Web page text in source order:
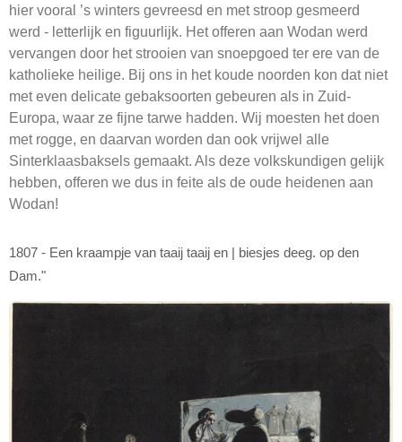
hier vooral ’s winters gevreesd en met stroop gesmeerd
werd - letterlijk en figuurlijk. Het offeren aan Wodan werd
vervangen door het strooien van snoepgoed ter ere van de
katholieke heilige. Bij ons in het koude noorden kon dat niet
met even delicate gebaksoorten gebeuren als in Zuid-
Europa, waar ze fijne tarwe hadden. Wij moesten het doen
met rogge, en daarvan worden dan ook vrijwel alle
Sinterklaasbaksels gemaakt. Als deze volkskundigen gelijk
hebben, offeren we dus in feite als de oude heidenen aan
Wodan!
1807 - Een kraampje van taaij taaij en | biesjes deeg. op den
Dam."